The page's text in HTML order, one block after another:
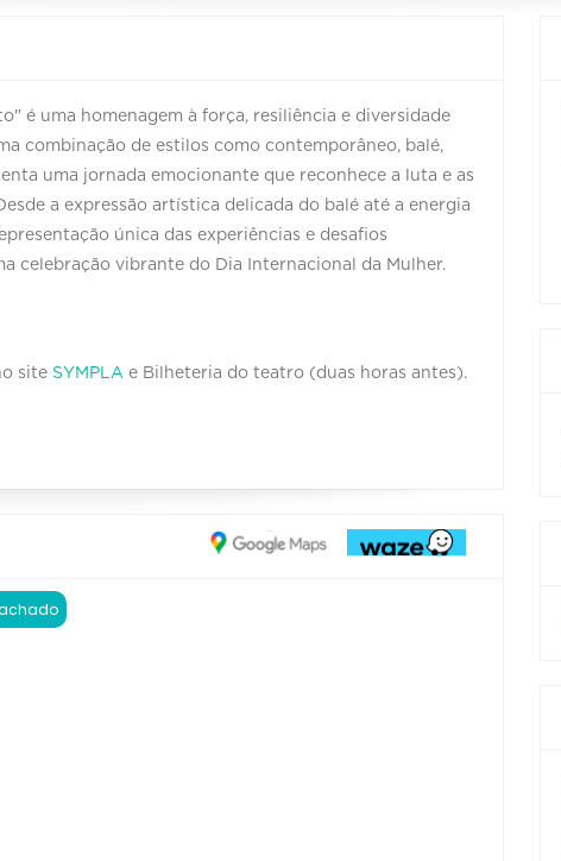
é uma homenagem à força, resiliência e diversidade
combinação de estilos como contemporâneo, balé,
uma jornada emocionante que reconhece a luta e as
a expressão artística delicada do balé até a energia
única das experiências e desafios
celebração vibrante do Dia Internacional da Mulher.
site SYMPLA e Bilheteria do teatro (duas horas antes).